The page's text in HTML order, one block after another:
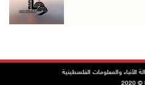
الأنباء والمعلومات الفلسطينية